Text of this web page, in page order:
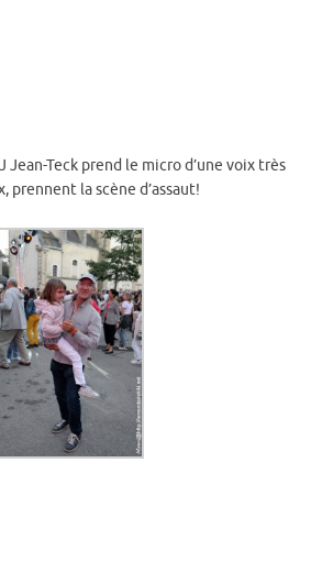
Jean-Teck prend le micro d’une voix très
prennent la scène d’assaut!